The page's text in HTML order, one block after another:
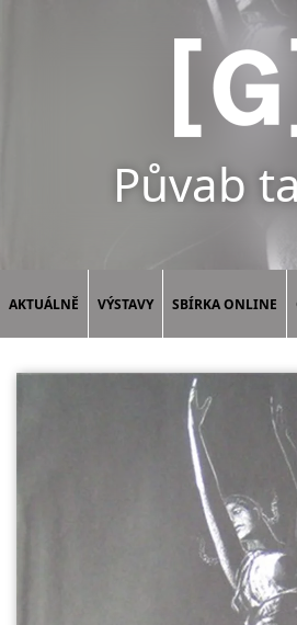
Půvab
AKTUÁLNĚ VÝSTAVY SBÍRKA ONLINE